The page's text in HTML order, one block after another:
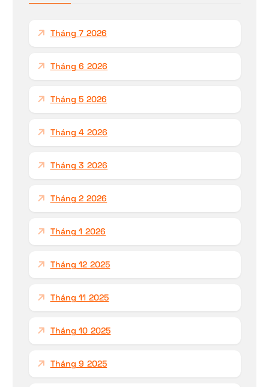
Tháng 7 2026
Tháng 6 2026
Tháng 5 2026
Tháng 4 2026
Tháng 3 2026
Tháng 2 2026
Tháng 1 2026
Tháng 12 2025
Tháng 11 2025
Tháng 10 2025
Tháng 9 2025